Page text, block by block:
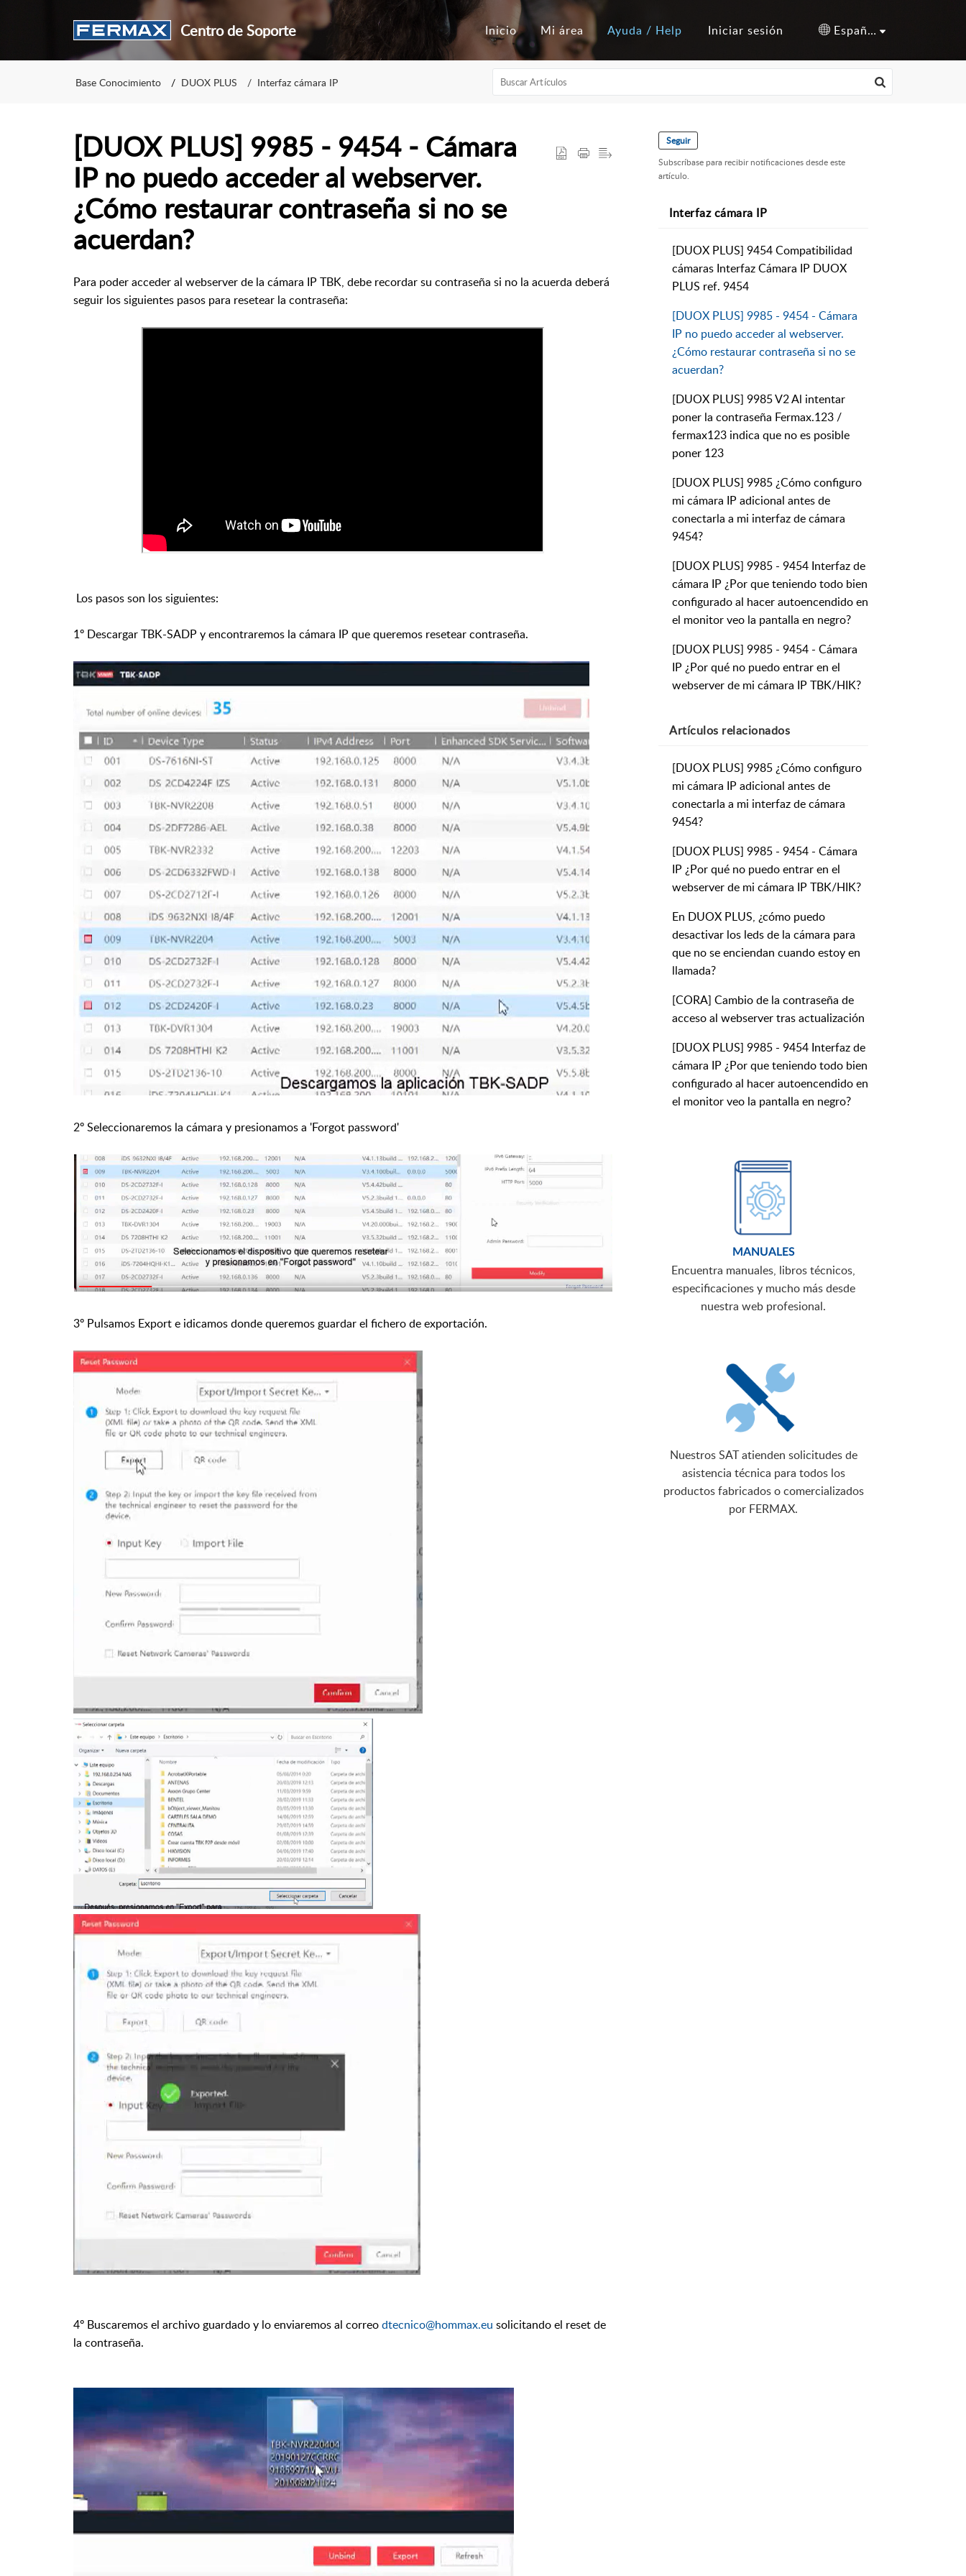
Centro de Soporte Inicio Mi área Ayuda / Help Iniciar sesión Español (España)
Base Conocimiento DUOX PLUS Interfaz cámara IP
[DUOX PLUS] 9985 - 9454 - Cámara
IP no puedo acceder al webserver.
¿Cómo restaurar contraseña si no se
acuerdan?
Para poder acceder al webserver de la cámara IP TBK, debe recordar su contraseña si no la acuerda deberá
seguir los siguientes pasos para resetear la contraseña:
Los pasos son los siguientes:
1º Descargar TBK-SADP y encontraremos la cámara IP que queremos resetear contraseña.
2º Seleccionaremos la cámara y presionamos a 'Forgot password'
3º Pulsamos Export e idicamos donde queremos guardar el fichero de exportación.
4º Buscaremos el archivo guardado y lo enviaremos al correodtecnico@hommax.eu solicitando el reset de
la contraseña.
Seguir
Subscríbase para recibir notificaciones desde este
artículo.
Interfaz cámara IP
[DUOX PLUS] 9454 Compatibilidad
cámaras Interfaz Cámara IP DUOX
PLUS ref. 9454
[DUOX PLUS] 9985 - 9454 - Cámara
IP no puedo acceder al webserver.
¿Cómo restaurar contraseña si no se
acuerdan?
[DUOX PLUS] 9985 V2 Al intentar
poner la contraseña Fermax.123 /
fermax123 indica que no es posible
poner 123
[DUOX PLUS] 9985 ¿Cómo configuro
mi cámara IP adicional antes de
conectarla a mi interfaz de cámara
9454?
[DUOX PLUS] 9985 - 9454 Interfaz de
cámara IP ¿Por que teniendo todo bien
configurado al hacer autoencendido en
el monitor veo la pantalla en negro?
[DUOX PLUS] 9985 - 9454 - Cámara
IP ¿Por qué no puedo entrar en el
webserver de mi cámara IP TBK/HIK?
Artículos relacionados
[DUOX PLUS] 9985 ¿Cómo configuro
mi cámara IP adicional antes de
conectarla a mi interfaz de cámara
9454?
[DUOX PLUS] 9985 - 9454 - Cámara
IP ¿Por qué no puedo entrar en el
webserver de mi cámara IP TBK/HIK?
En DUOX PLUS, ¿cómo puedo
desactivar los leds de la cámara para
que no se enciendan cuando estoy en
llamada?
[CORA] Cambio de la contraseña de
acceso al webserver tras actualización
[DUOX PLUS] 9985 - 9454 Interfaz de
cámara IP ¿Por que teniendo todo bien
configurado al hacer autoencendido en
el monitor veo la pantalla en negro?
MANUALES
Encuentra manuales, libros técnicos,
especificaciones y mucho más desde
nuestra web profesional.
Nuestros SAT atienden solicitudes de
asistencia técnica para todos los
productos fabricados o comercializados
por FERMAX.